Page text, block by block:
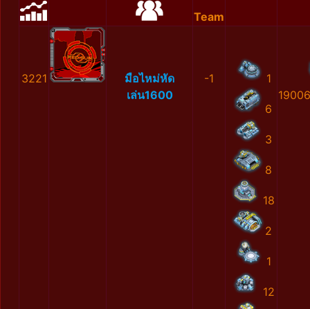
Team
3221
มือไหม่หัด
เล่น1600
-1 1
6
3
8
18
2
1
12